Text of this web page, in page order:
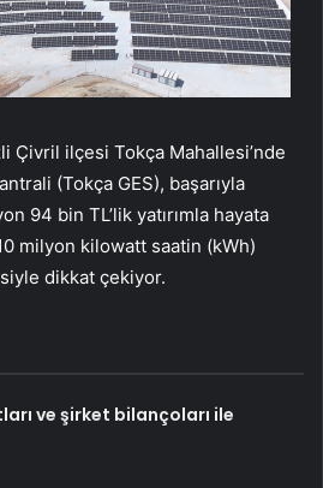
Çivril ilçesi Tokça Mahallesi’nde
(Tokça GES), başarıyla
94 bin TL’lik yatırımla hayata
milyon kilowatt saatin (kWh)
dikkat çekiyor.
ve şirket bilançoları ile